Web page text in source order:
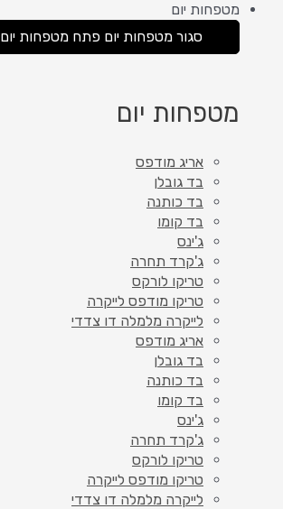
מטפחות יום
סגור מטפחות יום פתח מטפחות יום
מטפחות יום
אריג מודפס
בד גובלן
בד כותנה
בד קומו
ג'ינס
ג'קרד תחרה
טריקו לורקס
טריקו מודפס לייקרה
לייקרה מלמלה דו צדדי
אריג מודפס
בד גובלן
בד כותנה
בד קומו
ג'ינס
ג'קרד תחרה
טריקו לורקס
טריקו מודפס לייקרה
לייקרה מלמלה דו צדדי